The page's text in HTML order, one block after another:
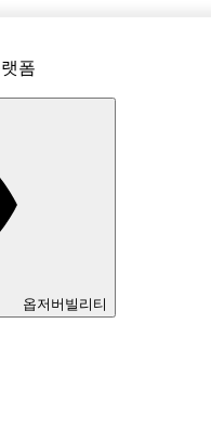
폼
옵저버빌리티